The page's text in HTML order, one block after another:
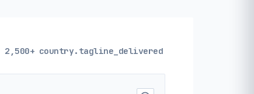
2,500+ country.tagline_delivered